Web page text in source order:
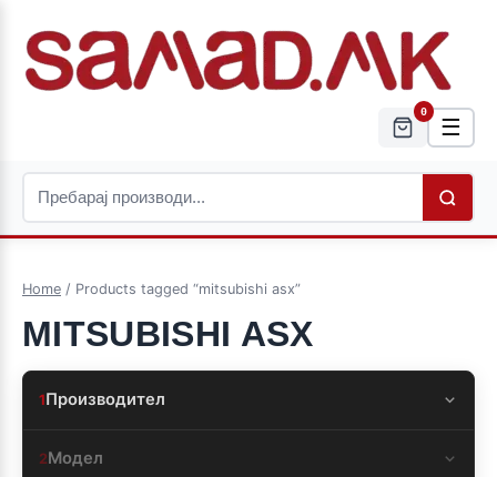
0
☰
Home / Products tagged “mitsubishi asx”
MITSUBISHI ASX
1Производител
2Модел